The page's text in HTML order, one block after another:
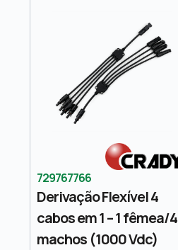
729767766
Derivação Flexível 4
cabos em 1 – 1 fêmea/4
machos (1000 Vdc)